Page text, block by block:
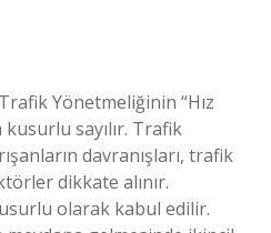
Yönetmeliğinin “Hız
sayılır. Trafik
davranışları, trafik
dikkate alınır.
olarak kabul edilir.